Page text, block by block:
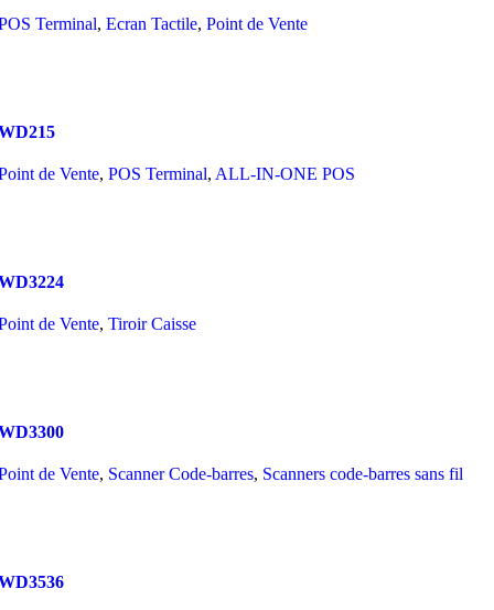
Terminal, Ecran Tactile, Point de Vente
view
de Vente, POS Terminal, ALL-IN-ONE POS
view
de Vente, Tiroir Caisse
view
de Vente, Scanner Code-barres, Scanners code-barres sans fil
view